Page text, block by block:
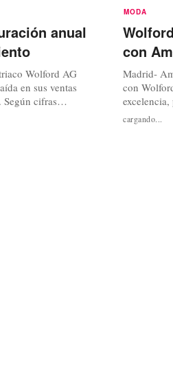
anual
Wolford AG
en sus ventas
cifras
la facturación en
de euros, lo que
MODA
con
Madrid-
con
colección
dentro de
cargando...